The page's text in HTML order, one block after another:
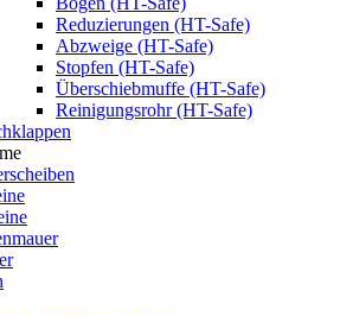
Reduzierungen (HT-Safe)
Abzweige (HT-Safe)
Stopfen (HT-Safe)
Überschiebmuffe (HT-Safe)
Reinigungsrohr (HT-Safe)